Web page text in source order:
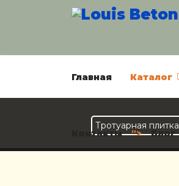
Главная Каталог
Контакты "> Блог
Тротуарная плитка